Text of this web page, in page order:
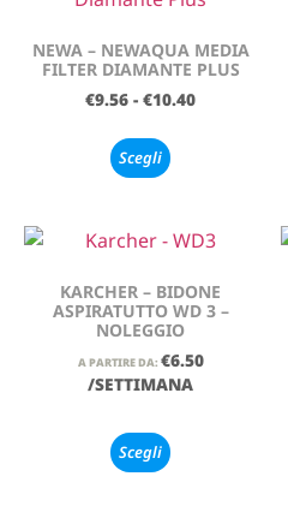
NEWA – NEWAQUA MEDIA
FILTER DIAMANTE PLUS
€9.56 - €10.40
Scegli
KARCHER – BIDONE
ASPIRATUTTO WD 3 –
NOLEGGIO
A PARTIRE DA: €6.50
/SETTIMANA
Scegli